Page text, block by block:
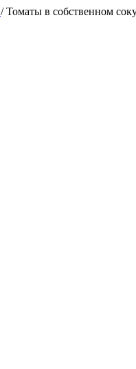
/Томаты в собственном